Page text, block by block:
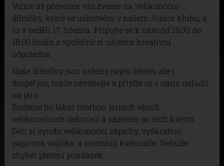
Velice až převelice vás zveme na Velikonoční
dílničky, které se uskuteční v našem Junior klubu, a
to v neděli 17. března. Připojte se k nám od 15:00 do
18:00 hodin a společně si užijeme kreativní
odpoledne.
Naše dílničky jsou určeny nejen dětem, ale i
dospělým, takže neváhejte a přijďte se s námi naladit
na jaro.
Budeme ho lákat tvorbou jarních věnců,
velikonočních dekorací a sázením jarních květin.
Děti si vyrobí velikonoční zápichy, vyškrabou
papírová vajíčka a pomalují květináče. Nebude
chybět pletení pomlázek.